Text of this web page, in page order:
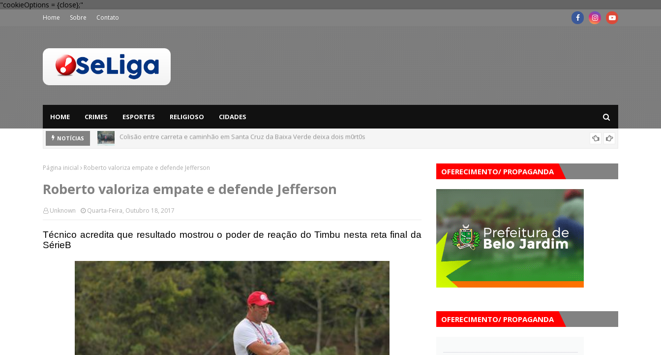
"cookieOptions = {close};"
Home Sobre Contato
HOME CRIMES ESPORTES RELIGIOSO CIDADES
NOTÍCIAS Dia dos Pais: Procon Caruaru dá dicas para evitar problemas nas compras
Página inicial Roberto valoriza empate e defende Jefferson
Roberto valoriza empate e defende Jefferson
Unknown Quarta-Feira, Outubro 18, 2017
Técnico acredita que resultado mostrou o poder de reação do Timbu nesta reta final da
SérieB
OFERECIMENTO/ PROPAGANDA
OFERECIMENTO/ PROPAGANDA